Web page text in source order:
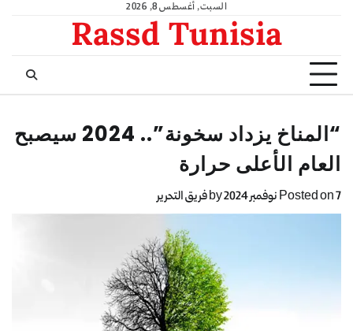
السبت, أغسطس 8, 2026
Rassd Tunisia
“المناخ يزداد سخونة”.. 2024 سيصبح
العام الأعلى حرارة
Posted on7 نوفمبر 2024 فريق التحرير